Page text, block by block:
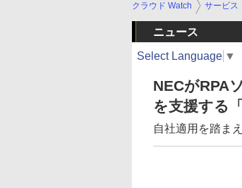
クラウド Watch サービス
ニュース
Select Language ▼
NECがRPA
を支援する
自社適用を踏ま